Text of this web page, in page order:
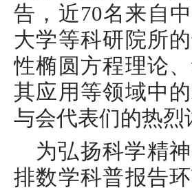
告，近70名来自
大学等科研院所
性椭圆方程理论
其应用等领域中
与会代表们的热
为弘扬科学精
排数学科普报告